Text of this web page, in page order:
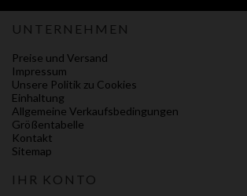
UNTERNEHMEN
Preise und Versand
Impressum
Unsere Politik zu Cookies
Einhaltung
Allgemeine Verkaufsbedingungen
Größentabelle
Kontakt
Sitemap
IHR KONTO